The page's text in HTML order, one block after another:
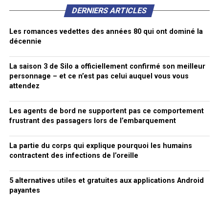
DERNIERS ARTICLES
Les romances vedettes des années 80 qui ont dominé la
décennie
La saison 3 de Silo a officiellement confirmé son meilleur
personnage – et ce n’est pas celui auquel vous vous
attendez
Les agents de bord ne supportent pas ce comportement
frustrant des passagers lors de l’embarquement
La partie du corps qui explique pourquoi les humains
contractent des infections de l’oreille
5 alternatives utiles et gratuites aux applications Android
payantes